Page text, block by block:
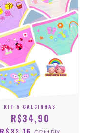
KIT 5 CALCINHAS
R$34,90
R$33,16